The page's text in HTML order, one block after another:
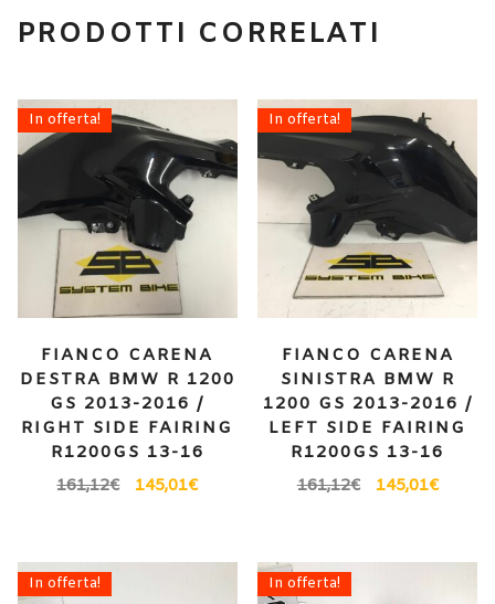
PRODOTTI CORRELATI
In offerta!
FIANCO CARENA
DESTRA BMW R 1200
GS 2013-2016 /
RIGHT SIDE FAIRING
R1200GS 13-16
161,12€ 145,01€
In offerta!
FIANCO CARENA
SINISTRA BMW R
1200 GS 2013-2016 /
LEFT SIDE FAIRING
R1200GS 13-16
161,12€ 145,01€
In offerta! In offerta!